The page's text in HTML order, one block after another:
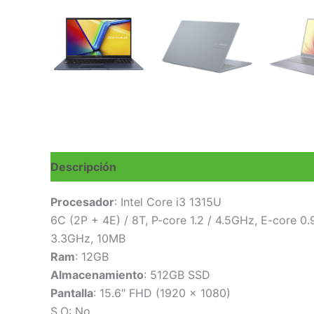
Descripción
Procesador: Intel Core i3 1315U
6C (2P + 4E) / 8T, P-core 1.2 / 4.5GHz, E-core
3.3GHz, 10MB
Ram: 12GB
Almacenamiento: 512GB SSD
Pantalla: 15.6″ FHD (1920 x 1080)
S.O: No